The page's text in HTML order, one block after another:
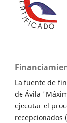
La fuente de
de Ávila
ejecutar el
recepcionados